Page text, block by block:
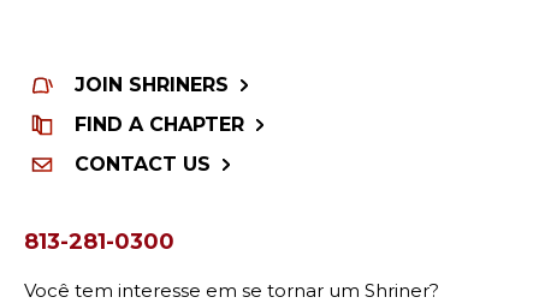
JOIN SHRINERS
FIND A CHAPTER
CONTACT US
813-281-0300
Você tem interesse em se tornar um Shriner?